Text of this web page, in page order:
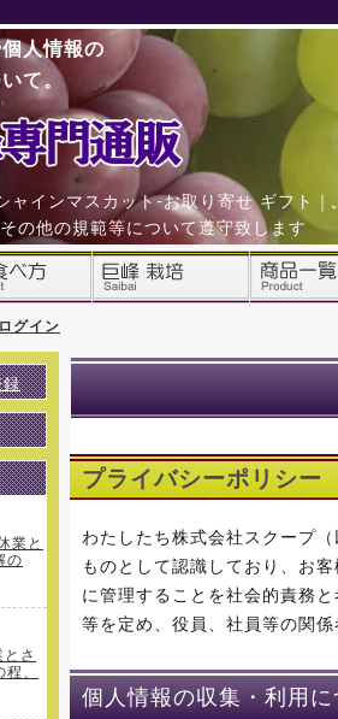
人情報の
て。
ャインマスカット-お取り寄せ ギフト｜
の他の規範等について遵守致します
ログイン
録
業と
の
さ
、
プライバシーポリシー
わたしたち株式会社スクープ
ものとして認識しており、お
に管理することを社会的責務
等を定め、役員、社員等の関
個人情報の収集・利用に